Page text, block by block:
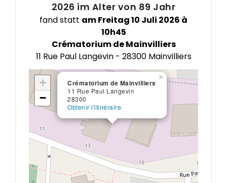
2026 im Alter von 89 Jahr
fand statt am Freitag 10 Juli 2026 à
10h45
Crématorium de Mainvilliers
11 Rue Paul Langevin - 28300 Mainvilliers
Crématorium de Mainvilliers
11 Rue Paul Langevin
28300
Obtenir l'itinéraire
×
+
−